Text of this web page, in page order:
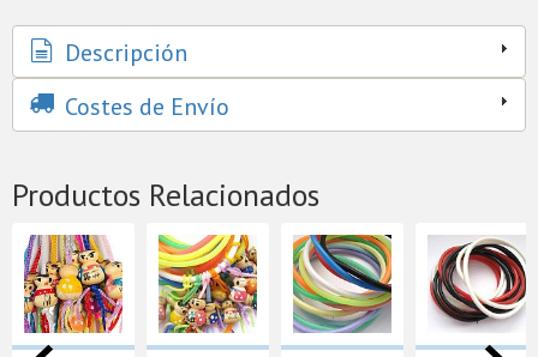
Descripción
Costes de Envío
Productos Relacionados